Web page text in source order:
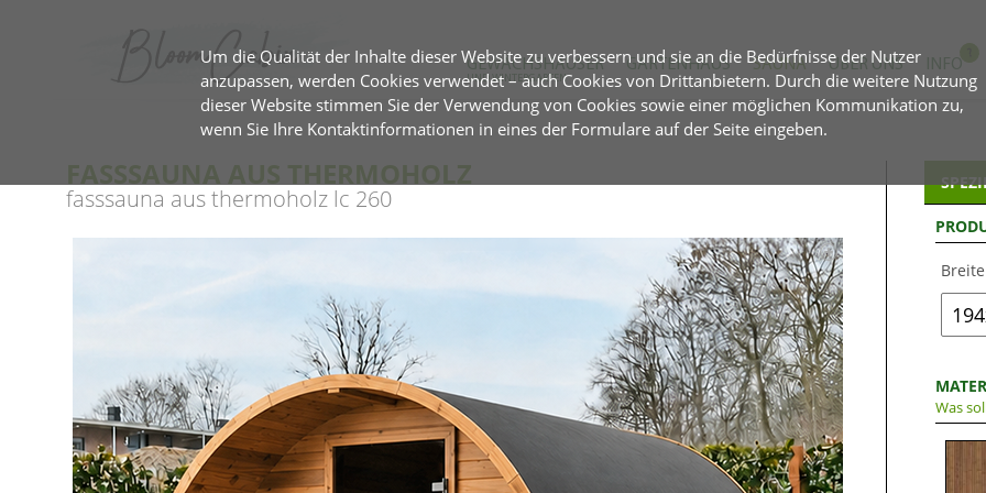
Um die Qualität der Inhalte dieser Website zu verbessern und sie an die Bedürfnisse der Nutzer
anzupassen, werden Cookies verwendet – auch Cookies von Drittanbietern. Durch die weitere Nutzung
dieser Website stimmen Sie der Verwendung von Cookies sowie einer möglichen Kommunikation zu,
wenn Sie Ihre Kontaktinformationen in eines der Formulare auf der Seite eingeben.
GEWÄCHSHÄUSER
UND WINTERGÄRTEN
GARTENHAUS SAUNA ÜBER UNS INFO
FASSSAUNA AUS THERMOHOLZ
fasssauna aus thermoholz lc 260
Was